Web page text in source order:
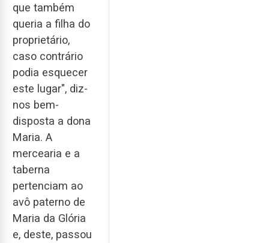
que também
queria a filha do
proprietário,
caso contrário
podia esquecer
este lugar", diz-
nos bem-
disposta a dona
Maria. A
mercearia e a
taberna
pertenciam ao
avô paterno de
Maria da Glória
e, deste, passou